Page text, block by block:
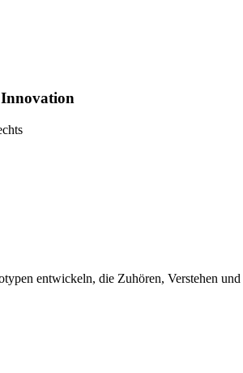
entwickeln, die Zuhören, Verstehen